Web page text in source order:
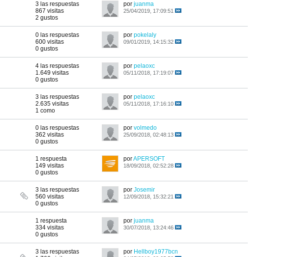
3 las respuestas
867 visitas
2 gustos
por juanma
25/04/2019, 17:09:51
0 las respuestas
600 visitas
0 gustos
por pokelaly
09/01/2019, 14:15:32
4 las respuestas
1.649 visitas
0 gustos
por pelaoxc
05/11/2018, 17:19:07
3 las respuestas
2.635 visitas
1 como
por pelaoxc
05/11/2018, 17:16:10
0 las respuestas
362 visitas
0 gustos
por volmedo
25/09/2018, 02:48:13
1 respuesta
149 visitas
0 gustos
porAPERSOFT
18/09/2018, 02:52:28
3 las respuestas
560 visitas
0 gustos
por Josemir
12/09/2018, 15:32:21
1 respuesta
334 visitas
0 gustos
por juanma
30/07/2018, 13:24:46
3 las respuestas
por Hellboy1977bcn